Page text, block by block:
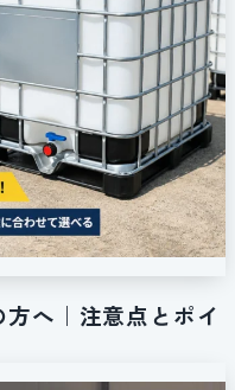
へ｜注意点とポイ